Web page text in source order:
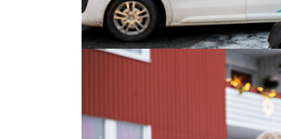
11. des. 2025
Ringer i vannet